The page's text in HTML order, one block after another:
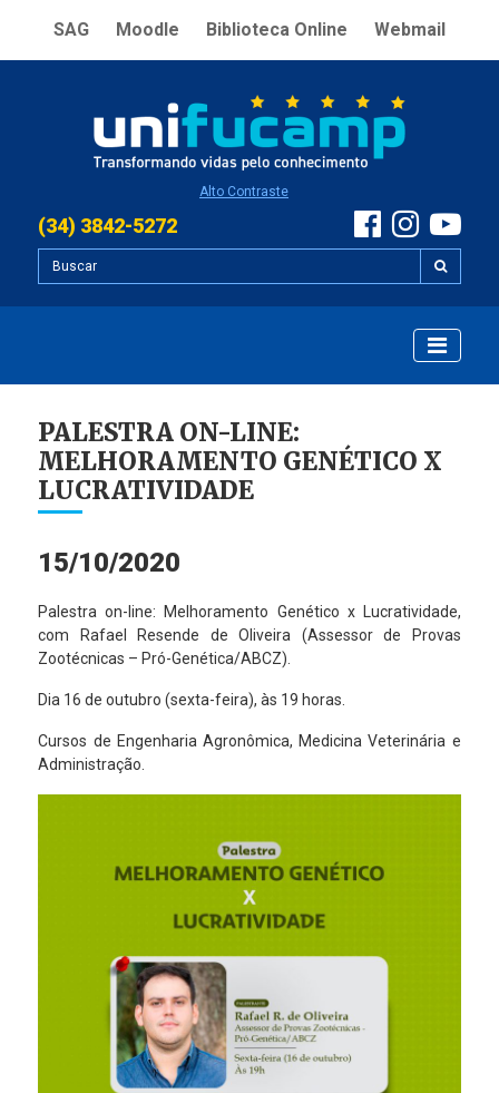
SAG Moodle Biblioteca Online Webmail
Alto Contraste
(34) 3842-5272
PALESTRA ON-LINE:
MELHORAMENTO GENÉTICO X
LUCRATIVIDADE
15/10/2020
Palestra on-line: Melhoramento Genético x Lucratividade,
com Rafael Resende de Oliveira (Assessor de Provas
Zootécnicas – Pró-Genética/ABCZ).
Dia 16 de outubro (sexta-feira), às 19 horas.
Cursos de Engenharia Agronômica, Medicina Veterinária e
Administração.